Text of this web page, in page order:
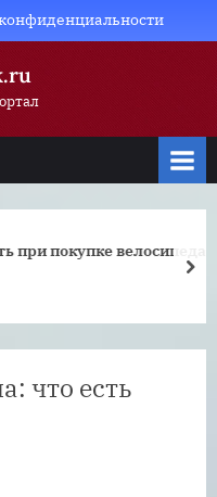
покупке велосипеда
что есть